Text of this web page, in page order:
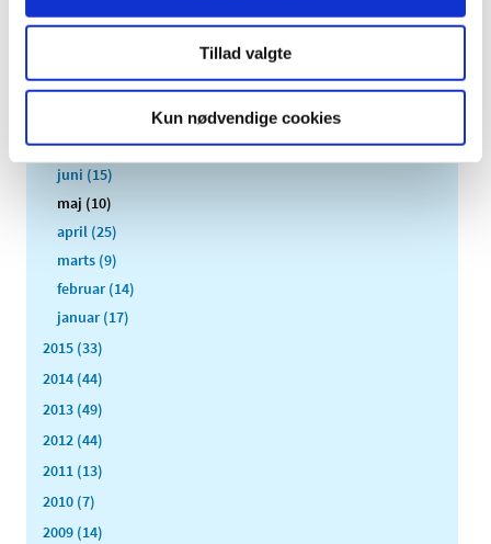
Tillad valgte
Kun nødvendige cookies
november (11)
september (9)
juli (15)
juni (15)
maj (10)
april (25)
marts (9)
februar (14)
januar (17)
2015 (33)
2014 (44)
2013 (49)
2012 (44)
2011 (13)
2010 (7)
2009 (14)